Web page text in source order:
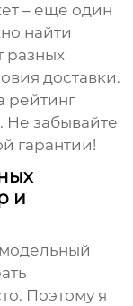
– еще один
найти
разных
доставки.
рейтинг
Не забывайте
гарантии!
и
Поэтому я